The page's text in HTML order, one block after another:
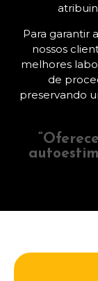
Para garantir
nossos
melhores
de
preservando